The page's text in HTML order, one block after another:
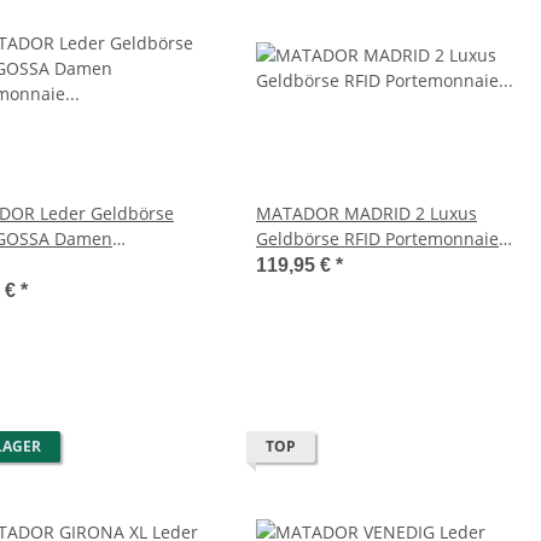
Leder Geldbörse
Damen
RFID
€ *
MATADOR MADRID 2 Luxus
Geldbörse RFID Portemonnaie
Damen Herren
119,95 € *
TOP
Profi-Kellner-Set
Geldbörse mit
MATADOR JAKARTA Leder
Umhängetasche Herren